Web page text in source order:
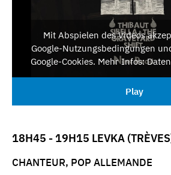
Mit Abspielen des Videos
Google-Nutzungsbedingungen
Google-Cookies. Mehr Infos:
Play
18H45 - 19H15 LEVKA
CHANTEUR, POP ALLEMANDE